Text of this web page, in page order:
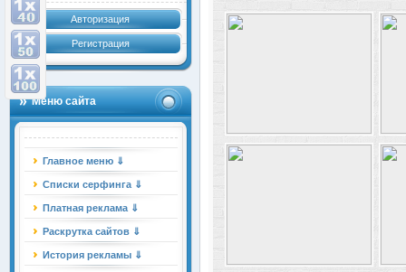
Авторизация
Регистрация
Меню сайта
Главное меню ⇓
Списки серфинга ⇓
Платная реклама ⇓
Раскрутка сайтов ⇓
История рекламы ⇓